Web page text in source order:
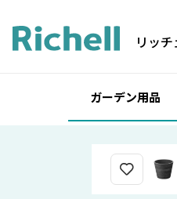
リッ
ガーデン用品